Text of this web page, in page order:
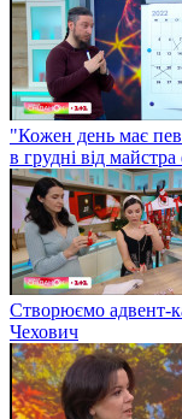
"Кожен день має
в грудні від
Створюємо адвент-
Чехович